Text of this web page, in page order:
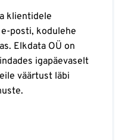
klientidele
posti, kodulehe
Elkdata OÜ on
igapäevaselt
väärtust läbi